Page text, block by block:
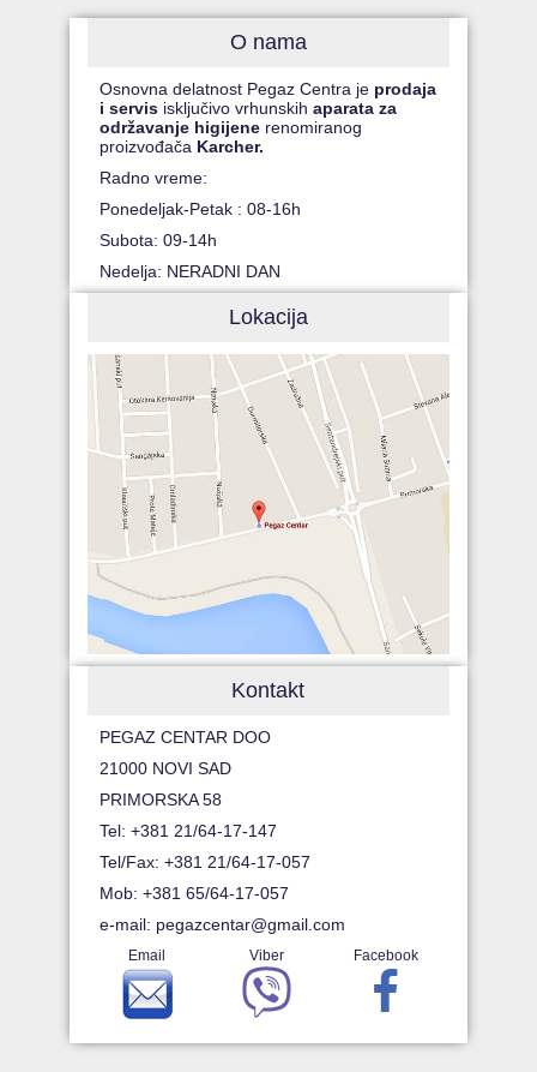
O nama
Osnovna delatnost Pegaz Centra je prodaja
i servis isključivo vrhunskihaparata za
održavanje higijene renomiranog
proizvođača Karcher.
Radno vreme:
Ponedeljak-Petak : 08-16h
Subota: 09-14h
Nedelja: NERADNI DAN
Lokacija
Kontakt
PEGAZ CENTAR DOO
21000 NOVI SAD
PRIMORSKA 58
Tel: +381 21/64-17-147
Tel/Fax: +381 21/64-17-057
Mob: +381 65/64-17-057
e-mail: pegazcentar@gmail.com
Email Viber Facebook